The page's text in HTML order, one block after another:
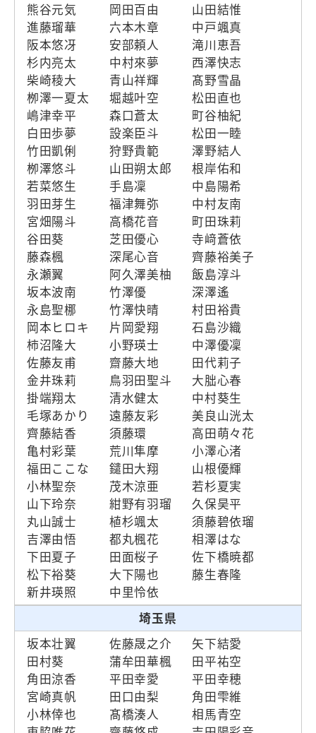
熊谷元気
岡田百由
山田結惟
進藤瑠華
六本木章
中戸颯真
阪本悠冴
安部頼人
滝川恵吾
杉内亮太
中村來夢
西澤快志
柴崎稜大
青山祥輝
髙野雪晶
栁澤一夏太
堀越叶空
松田直也
嶋津幸平
森口蒼太
町谷柚紀
白田歩夢
設楽臣斗
松田一睦
竹田凱俐
狩野貴範
澤野結人
栁澤悠斗
山田朔太郎
根岸佑和
若菜悠生
手島凜
中島陽希
羽田芽生
福津舞弥
中村友南
宮畑陽斗
高橋花音
町田珠莉
谷田葵
芝田優心
寺﨑蒼依
藤森楓
深尾心音
齊藤裕美子
永瀬翼
阿久澤美柚
飯島淳斗
坂本波南
竹澤優
深澤遙
永島聖梛
竹澤快晴
村田裕貴
岡本ヒロキ
片岡愛翔
石島沙織
柿沼隆大
小野瑛士
中澤優凜
佐藤友甫
齋藤大地
田代莉子
金井珠莉
鳥羽田聖斗
大朏心春
掛端翔太
清水健太
中村葵生
毛塚あかり
遠藤友彩
美良山洸太
齊藤結香
須藤環
高田萌々花
亀村彩葉
荒川隼摩
小澤心渚
福田ここな
鑓田大翔
山根優輝
小林聖奈
茂木涼亜
若杉夏実
山下玲奈
紺野有羽瑠
久保昊平
丸山誠士
植杉颯太
須藤碧依瑠
吉澤由悟
都丸楓花
相澤はな
下田夏子
田面桜子
佐下橋暁都
松下裕葵
大下陽也
藤生春隆
新井瑛照
中里怜依
埼玉県
坂本壮翼
佐藤晟之介
矢下結愛
田村葵
蒲牟田華楓
田平祐空
角田涼香
平田幸愛
平田幸穂
宮崎真帆
田口由梨
角田雫維
小林倖也
髙橋湊人
相馬青空